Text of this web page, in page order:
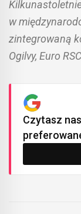
w
zintegrowaną
Ogilvy, Euro
Czytasz